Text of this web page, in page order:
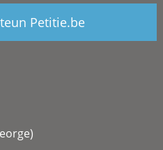
Petitie.be